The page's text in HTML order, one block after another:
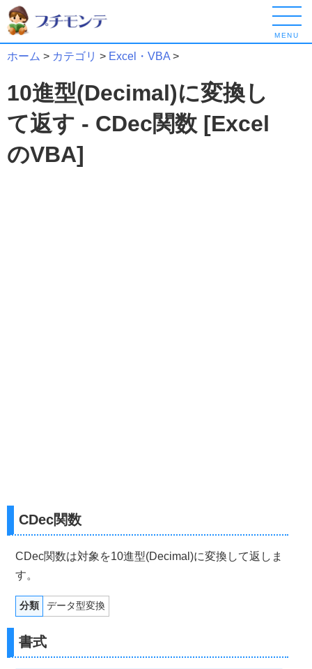
MENU
ホーム > カテゴリ > Excel・VBA>
10進型(Decimal)に変換し
て返す - CDec関数 [Excel
のVBA]
CDec関数
CDec関数は対象を10進型(Decimal)に変換して返しま
す。
分類 データ型変換
書式